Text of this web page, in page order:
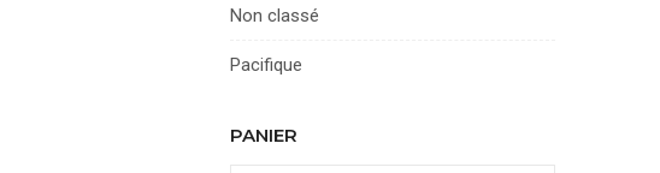
Non classé
Pacifique
PANIER